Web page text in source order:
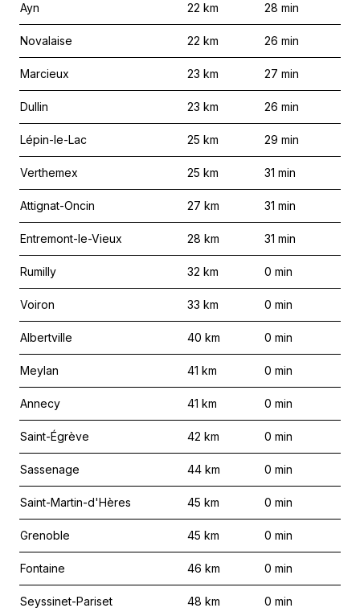
Ayn 22 km 28 min
Novalaise 22 km 26 min
Marcieux 23 km 27 min
Dullin 23 km 26 min
Lépin-le-Lac 25 km 29 min
Verthemex 25 km 31 min
Attignat-Oncin 27 km 31 min
Entremont-le-Vieux 28 km 31 min
Rumilly 32 km 0 min
Voiron 33 km 0 min
Albertville 40 km 0 min
Meylan 41 km 0 min
Annecy 41 km 0 min
Saint-Égrève 42 km 0 min
Sassenage 44 km 0 min
Saint-Martin-d'Hères 45 km 0 min
Grenoble 45 km 0 min
Fontaine 46 km 0 min
Seyssinet-Pariset 48 km 0 min